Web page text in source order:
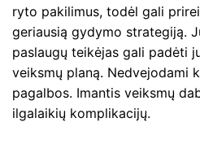
ryto pakilimus, todėl gali
geriausią gydymo strategiją.
paslaugų teikėjas gali padėti
veiksmų planą. Nedvejodami
pagalbos. Imantis veiksmų
ilgalaikių komplikacijų.